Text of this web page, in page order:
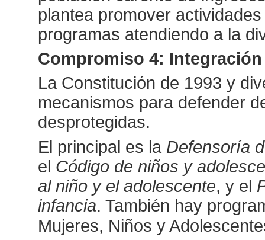
plantea promover
programas atendiendo a la
Compromiso 4:
La Constitución de 1993 y
mecanismos para defender
desprotegidas.
El principal es la Defensoría
el Código de niños y
al niño y el adolescente, y el
infancia. También hay
Mujeres, Niños y